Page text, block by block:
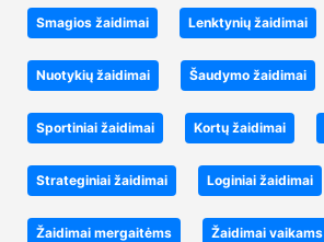
Smagios žaidimai Lenktynių žaidimai
Nuotykių žaidimai Šaudymo žaidimai
Sportiniai žaidimai Kortų žaidimai
Strateginiai žaidimai Loginiai žaidimai
Žaidimai mergaitėms Žaidimai vaikams